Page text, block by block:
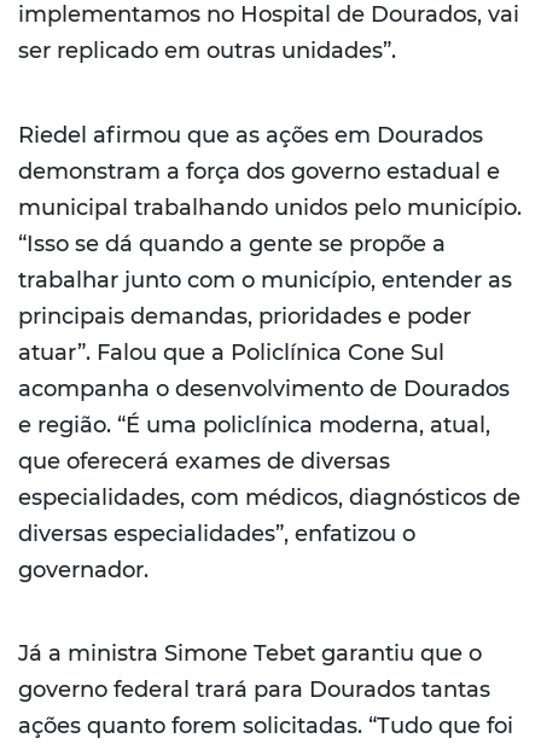
implementamos no Hospital de Dourados, vai
ser replicado em outras unidades”.
Riedel afirmou que as ações em Dourados
demonstram a força dos governo estadual e
municipal trabalhando unidos pelo município.
“Isso se dá quando a gente se propõe a
trabalhar junto com o município, entender as
principais demandas, prioridades e poder
atuar”. Falou que a Policlínica Cone Sul
acompanha o desenvolvimento de Dourados
e região. “É uma policlínica moderna, atual,
que oferecerá exames de diversas
especialidades, com médicos, diagnósticos de
diversas especialidades”, enfatizou o
governador.
Já a ministra Simone Tebet garantiu que o
governo federal trará para Dourados tantas
ações quanto forem solicitadas. “Tudo que foi